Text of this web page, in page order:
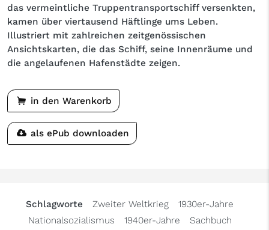
das vermeintliche Truppentransportschiff versenkten,
kamen über viertausend Häftlinge ums Leben.
Illustriert mit zahlreichen zeitgenössischen
Ansichtskarten, die das Schiff, seine Innenräume und
die angelaufenen Hafenstädte zeigen.
in den Warenkorb
als ePub downloaden
Schlagworte Zweiter Weltkrieg
1930er-Jahre
Nationalsozialismus
1940er-Jahre
Sachbuch